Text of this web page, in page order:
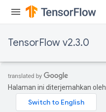
TensorFlow v2.3.0
Halaman ini diterjemahkan oleh